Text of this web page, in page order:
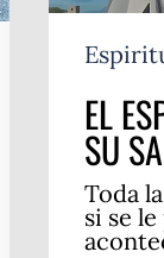
EL
SU
Toda
si se